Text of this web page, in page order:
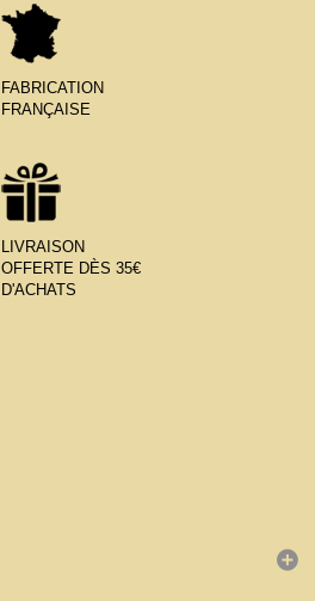
FABRICATION
FRANÇAISE
LIVRAISON
OFFERTE DÈS 35€
D'ACHATS